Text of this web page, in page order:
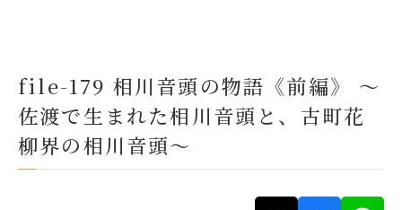
file-179 相川音頭の物語《前編》 〜
佐渡で生まれた相川音頭と、古町花
柳界の相川音頭〜